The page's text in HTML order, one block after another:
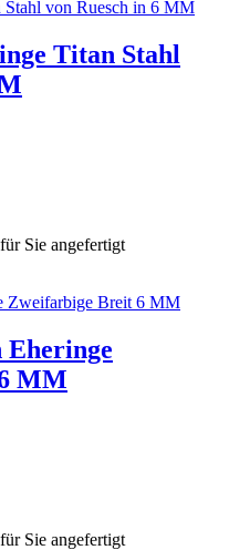
Titan Stahl
Sie angefertigt
Eheringe
MM
Sie angefertigt